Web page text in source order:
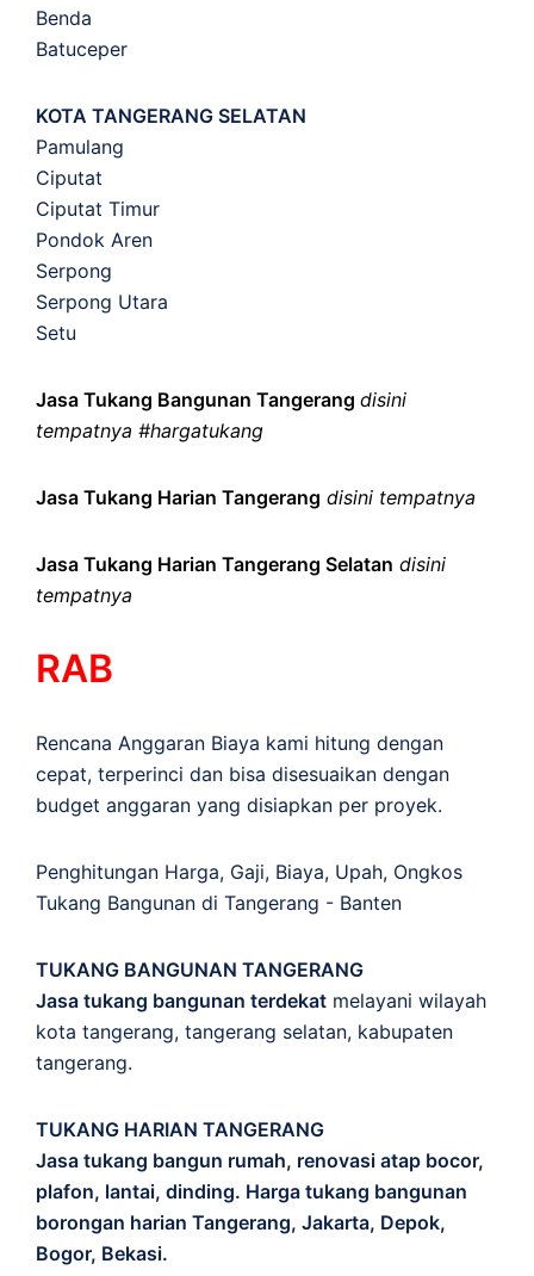
Benda
Batuceper
KOTA TANGERANG SELATAN
Pamulang
Ciputat
Ciputat Timur
Pondok Aren
Serpong
Serpong Utara
Setu
Jasa Tukang Bangunan Tangerang disini
tempatnya #hargatukang
Jasa Tukang Harian Tangerang disini tempatnya
Jasa Tukang Harian Tangerang Selatan disini
tempatnya
RAB
Rencana Anggaran Biaya kami hitung dengan
cepat, terperinci dan bisa disesuaikan dengan
budget anggaran yang disiapkan per proyek.
Penghitungan Harga, Gaji, Biaya, Upah, Ongkos
Tukang Bangunan di Tangerang - Banten
TUKANG BANGUNAN TANGERANG
Jasa tukang bangunan terdekat melayani wilayah
kota tangerang, tangerang selatan, kabupaten
tangerang.
TUKANG HARIAN TANGERANG
Jasa tukang bangun rumah, renovasi atap bocor,
plafon, lantai, dinding. Harga tukang bangunan
borongan harian Tangerang, Jakarta, Depok,
Bogor, Bekasi.